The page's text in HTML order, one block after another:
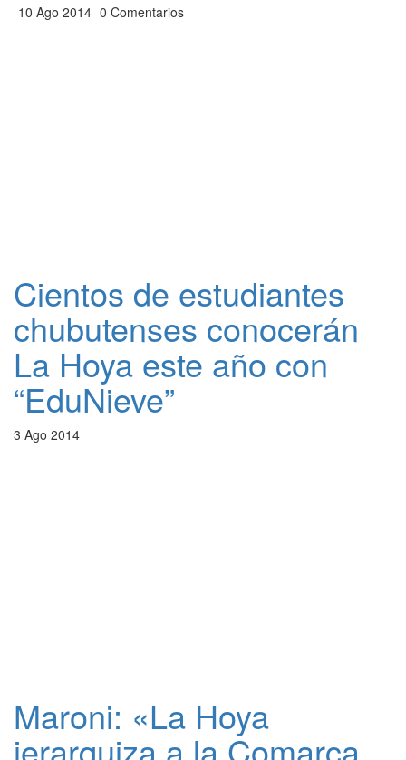
10 Ago 2014 0 Comentarios
Cientos de estudiantes
chubutenses conocerán
La Hoya este año con
“EduNieve”
3 Ago 2014
Maroni: «La Hoya
jerarquiza a la Comarca